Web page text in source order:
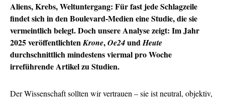
Aliens, Krebs, Weltuntergang: Für fast jede Schlagzeile
findet sich in den Boulevard-Medien eine Studie, die sie
vermeintlich belegt. Doch unsere Analyse zeigt: Im Jahr
2025 veröffentlichtenKrone,Oe24undHeute
durchschnittlich mindestens viermal pro Woche
irreführende Artikel zu Studien.
Der Wissenschaft sollten wir vertrauen – sie ist neutral, objektiv,